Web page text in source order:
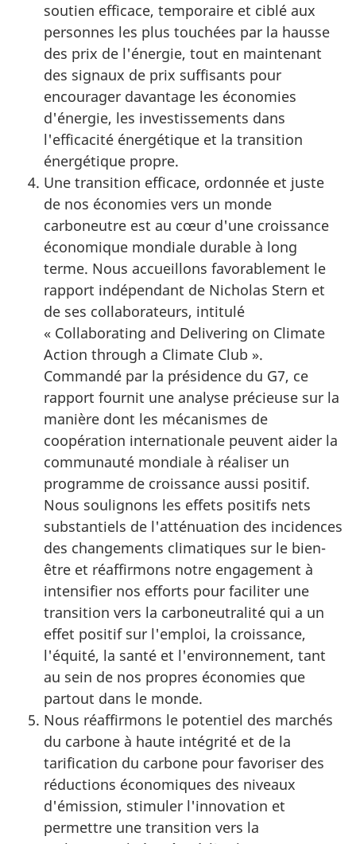
soutien efficace, temporaire et ciblé aux
personnes les plus touchées par la hausse
des prix de l'énergie, tout en maintenant
des signaux de prix suffisants pour
encourager davantage les économies
d'énergie, les investissements dans
l'efficacité énergétique et la transition
énergétique propre.
Une transition efficace, ordonnée et juste
de nos économies vers un monde
carboneutre est au cœur d'une croissance
économique mondiale durable à long
terme. Nous accueillons favorablement le
rapport indépendant de Nicholas Stern et
de ses collaborateurs, intitulé
« Collaborating and Delivering on Climate
Action through a Climate Club ».
Commandé par la présidence du G7, ce
rapport fournit une analyse précieuse sur la
manière dont les mécanismes de
coopération internationale peuvent aider la
communauté mondiale à réaliser un
programme de croissance aussi positif.
Nous soulignons les effets positifs nets
substantiels de l'atténuation des incidences
des changements climatiques sur le bien-
être et réaffirmons notre engagement à
intensifier nos efforts pour faciliter une
transition vers la carboneutralité qui a un
effet positif sur l'emploi, la croissance,
l'équité, la santé et l'environnement, tant
au sein de nos propres économies que
partout dans le monde.
Nous réaffirmons le potentiel des marchés
du carbone à haute intégrité et de la
tarification du carbone pour favoriser des
réductions économiques des niveaux
d'émission, stimuler l'innovation et
permettre une transition vers la